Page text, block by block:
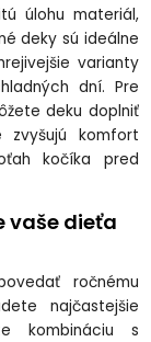
úlohu materiál,
deky sú ideálne
varianty
dní. Pre
deku doplniť
zvyšujú komfort
kočíka pred
vaše dieťa
ročnému
najčastejšie
kombináciu s